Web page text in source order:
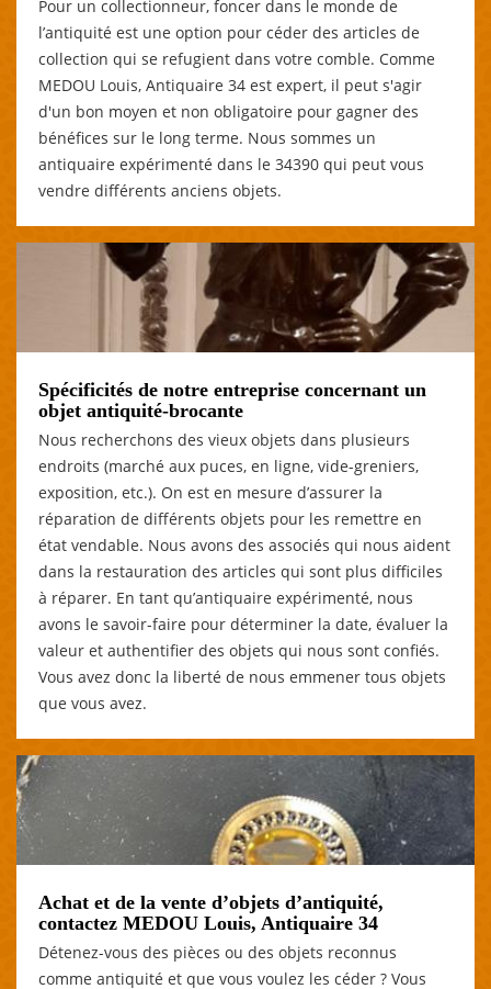
Pour un collectionneur, foncer dans le monde de
l’antiquité est une option pour céder des articles de
collection qui se refugient dans votre comble. Comme
MEDOU Louis, Antiquaire 34 est expert, il peut s'agir
d'un bon moyen et non obligatoire pour gagner des
bénéfices sur le long terme. Nous sommes un
antiquaire expérimenté dans le 34390 qui peut vous
vendre différents anciens objets.
Spécificités de notre entreprise concernant un
objet antiquité-brocante
Nous recherchons des vieux objets dans plusieurs
endroits (marché aux puces, en ligne, vide-greniers,
exposition, etc.). On est en mesure d’assurer la
réparation de différents objets pour les remettre en
état vendable. Nous avons des associés qui nous aident
dans la restauration des articles qui sont plus difficiles
à réparer. En tant qu’antiquaire expérimenté, nous
avons le savoir-faire pour déterminer la date, évaluer la
valeur et authentifier des objets qui nous sont confiés.
Vous avez donc la liberté de nous emmener tous objets
que vous avez.
Achat et de la vente d’objets d’antiquité,
contactez MEDOU Louis, Antiquaire 34
Détenez-vous des pièces ou des objets reconnus
comme antiquité et que vous voulez les céder ? Vous